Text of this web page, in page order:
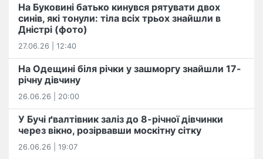
На Буковині батько кинувся рятувати двох
синів, які тонули: тіла всіх трьох знайшли в
Дністрі (фото)
27.06.26 | 12:40
На Одещині біля річки у зашморгу знайшли 17-
річну дівчину
26.06.26 | 20:00
У Бучі ґвалтівник заліз до 8-річної дівчинки
через вікно, розірвавши москітну сітку
26.06.26 | 19:07